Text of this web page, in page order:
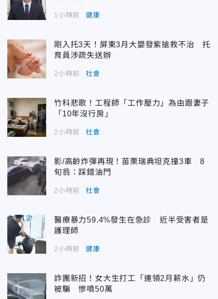
1小時前 健康
剛入托3天！屏東3月大嬰發紫搶救不治 托
育員涉疏失送辦
2小時前 社會
竹科悲歌！工程師「工作壓力」為由跟妻子
「10年沒行房」
2小時前 社會
影/高齡炸彈再現！苗栗瑞典坦克撞3車 8
旬翁：踩錯油門
2小時前 社會
醫療暴力59.4%發生在急診 近半受害者是
護理師
2小時前 健康
詐團新招！女大生打工「連領2月薪水」仍
被騙 慘噴50萬